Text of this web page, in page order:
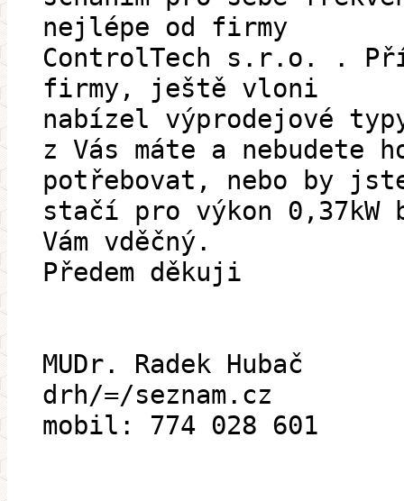
nejlépe od firmy
ControlTech s.r.o. .
firmy, ještě vloni
nabízel výprodejové
z Vás máte a nebudete
potřebovat, nebo by
stačí pro výkon 0,37kW
Vám vděčný.
Předem děkuji
MUDr. Radek Hubač
drh/=/seznam.cz
mobil: 774 028 601